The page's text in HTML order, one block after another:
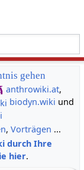
gehen
anthrowiki.at,
biodyn.wiki und
, Vorträgen ...
durch Ihre
hier.